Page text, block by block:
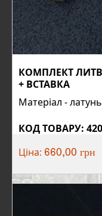
КОМПЛЕКТ
+ ВСТАВКА
Матеріал -
КОД ТОВАРУ:
Ціна: 660,00 грн